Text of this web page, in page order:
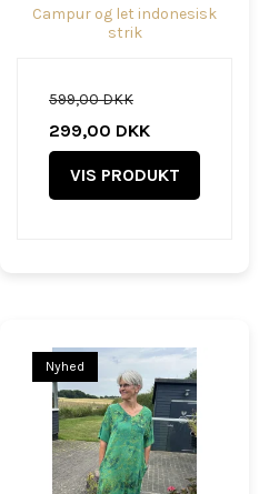
Campur og let indonesisk
strik
599,00 DKK
299,00 DKK
VIS PRODUKT
Nyhed